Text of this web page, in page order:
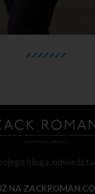
bloga, odwiedź
NA